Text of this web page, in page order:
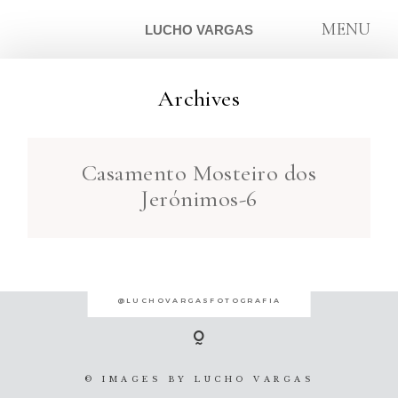
LUCHO VARGAS MENU
Archives
Casamento Mosteiro dos
Jerónimos-6
SOBRE
@LUCHOVARGASFOTOGRAFIA
© IMAGES BY LUCHO VARGAS